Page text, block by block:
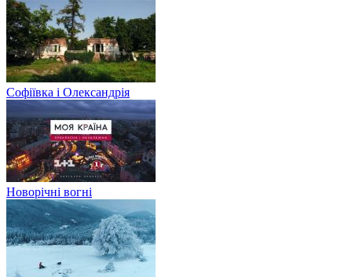
Софіївка і Олександрія
Новорічні вогні